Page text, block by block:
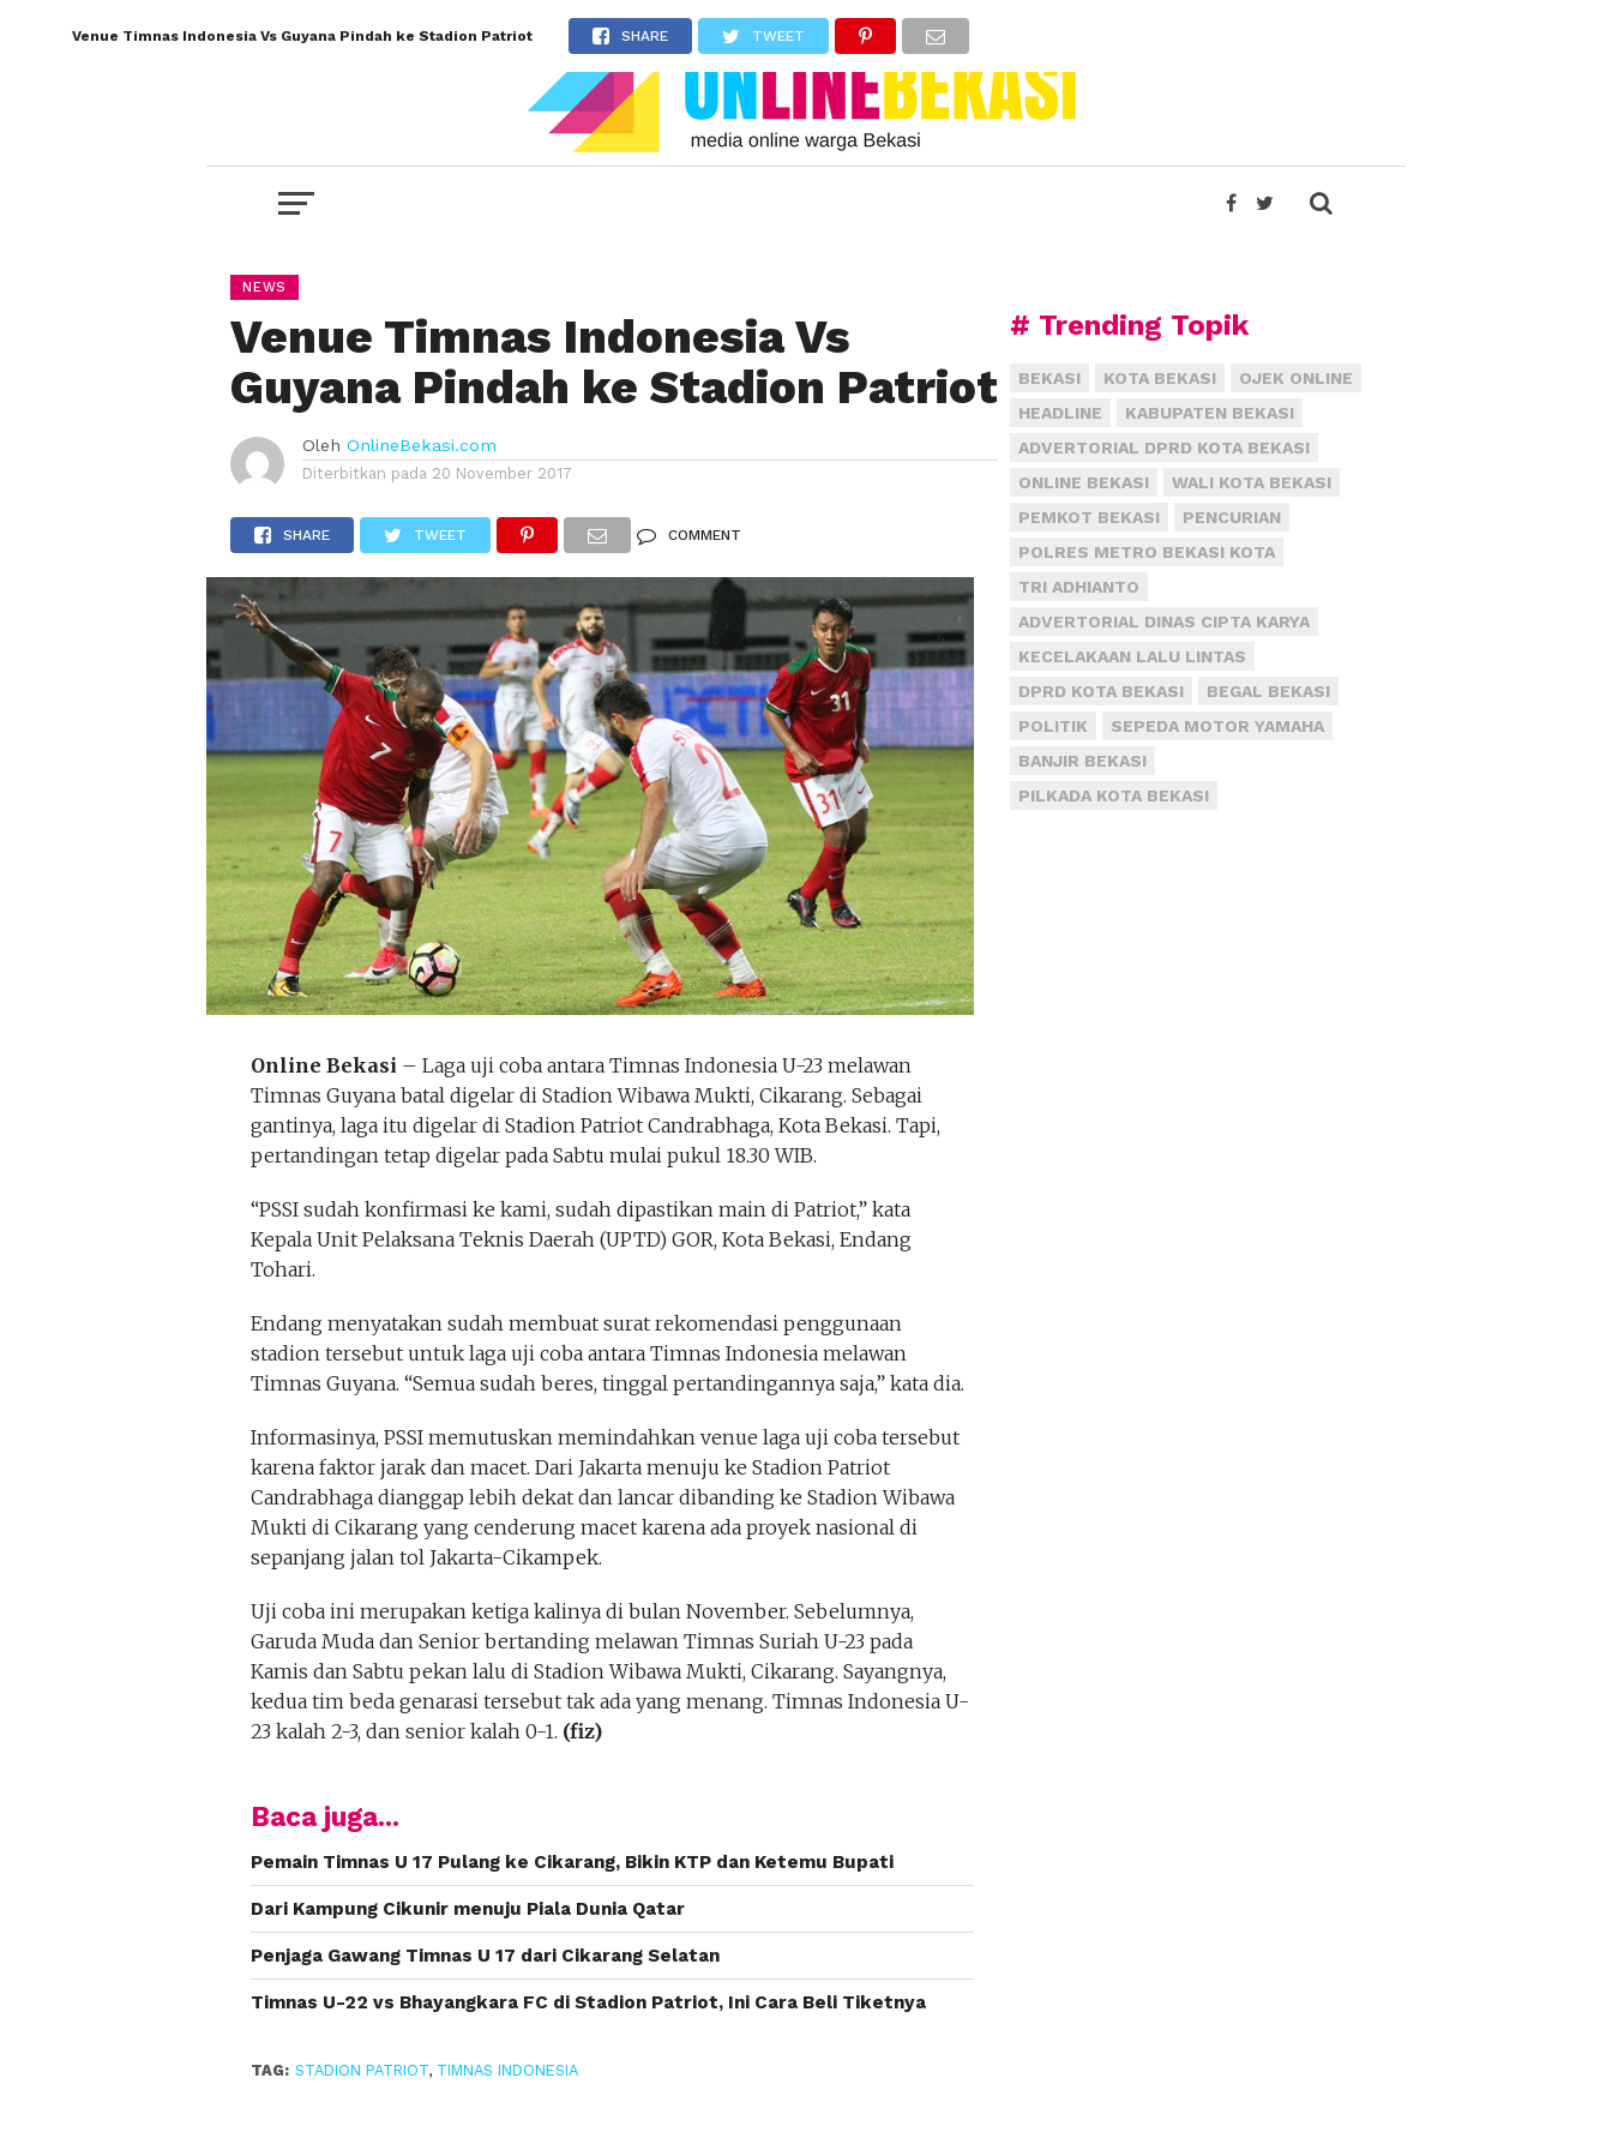
Venue Timnas Indonesia Vs Guyana Pindah ke Stadion Patriot SHARE TWEET
NEWS
Venue Timnas Indonesia Vs
Guyana Pindah ke Stadion Patriot
Oleh OnlineBekasi.com
Diterbitkan pada 20 November 2017
SHARE TWEET COMMENT
Online Bekasi – Laga uji coba antara Timnas Indonesia U-23 melawan
Timnas Guyana batal digelar di Stadion Wibawa Mukti, Cikarang. Sebagai
gantinya, laga itu digelar di Stadion Patriot Candrabhaga, Kota Bekasi. Tapi,
pertandingan tetap digelar pada Sabtu mulai pukul 18.30 WIB.
“PSSI sudah konfirmasi ke kami, sudah dipastikan main di Patriot,” kata
Kepala Unit Pelaksana Teknis Daerah (UPTD) GOR, Kota Bekasi, Endang
Tohari.
Endang menyatakan sudah membuat surat rekomendasi penggunaan
stadion tersebut untuk laga uji coba antara Timnas Indonesia melawan
Timnas Guyana. “Semua sudah beres, tinggal pertandingannya saja,” kata dia.
Informasinya, PSSI memutuskan memindahkan venue laga uji coba tersebut
karena faktor jarak dan macet. Dari Jakarta menuju ke Stadion Patriot
Candrabhaga dianggap lebih dekat dan lancar dibanding ke Stadion Wibawa
Mukti di Cikarang yang cenderung macet karena ada proyek nasional di
sepanjang jalan tol Jakarta-Cikampek.
Uji coba ini merupakan ketiga kalinya di bulan November. Sebelumnya,
Garuda Muda dan Senior bertanding melawan Timnas Suriah U-23 pada
Kamis dan Sabtu pekan lalu di Stadion Wibawa Mukti, Cikarang. Sayangnya,
kedua tim beda genarasi tersebut tak ada yang menang. Timnas Indonesia U-
23 kalah 2-3, dan senior kalah 0-1. (fiz)
Baca juga...
Pemain Timnas U 17 Pulang ke Cikarang, Bikin KTP dan Ketemu Bupati
Dari Kampung Cikunir menuju Piala Dunia Qatar
Penjaga Gawang Timnas U 17 dari Cikarang Selatan
Timnas U-22 vs Bhayangkara FC di Stadion Patriot, Ini Cara Beli Tiketnya
TAG: STADION PATRIOT, TIMNAS INDONESIA
# Trending Topik
BEKASI KOTA BEKASI
OJEK ONLINE
HEADLINE
KABUPATEN BEKASI
ADVERTORIAL DPRD KOTA BEKASI
ONLINE BEKASI
WALI KOTA BEKASI
PEMKOT BEKASI
PENCURIAN
POLRES METRO BEKASI KOTA
TRI ADHIANTO
ADVERTORIAL DINAS CIPTA KARYA
KECELAKAAN LALU LINTAS
DPRD KOTA BEKASI
BEGAL BEKASI
POLITIK
SEPEDA MOTOR YAMAHA
BANJIR BEKASI
PILKADA KOTA BEKASI